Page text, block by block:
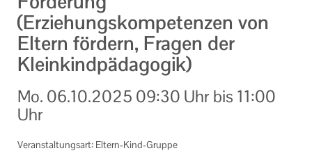
(Erziehungskompetenzen von
Eltern fördern, Fragen der
Kleinkindpädagogik)
Mo. 06.10.2025 09:30 Uhr bis 11:00
Uhr
Veranstaltungsart: Eltern-Kind-Gruppe
Alle Veranstaltungen
Ansprechpartner
Informationen
Machen Sie mit!